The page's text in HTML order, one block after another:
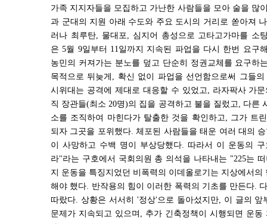
가족 지지자들을 모집하고 가난한 사람들을 모아 술을 많
과 군대의 지원 아래 수도와 주요 도시의 거리로 쏟아져
러나 최루탄, 물대포, 심지어 총성으로 고타고가마를 소
은5월 9일부터 11일까지 지속된 파업을 다시 한번 요구
농민의 커져가는 분노를 덮고 단순히 정권교체를 요구하
목적으로 뒤늦게 , 확신 없이 파업을 선언함으로써 그들
시위대는 공격에 제대로 대응할 수 있었고, 라자팍사 가
직 장관들(최소20명)의 집을 공격하고 불을 질렀고, 다른
소를 조직하여 마힌다가 탈출한 것을 확인하고, 그가 트
되자 그곳을 포위했다.체포된 사람들을 태운 여러 대의
이 사망하고 수백 명이 부상당했다. 따라서 이 운동의
라"라는 구호에서 국회의원 총 의석을 나타내는 "225는
지 운동을 특징지었던 비폭력의 이데올로기는 지상에서
해야 했다. 반작용의 힘이 이러한 폭력의 기초를 만든다.
따랐다. 상황은 서서히 '정상'으로 돌아섰지만, 이 글의 앞
문제가 지속되고 있으며 , 추가 긴축정책이 시행되면 운